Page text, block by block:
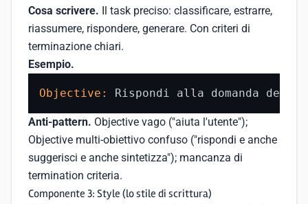
Cosa scrivere. Il task preciso: classificare, estrarre,
riassumere, rispondere, generare. Con criteri di
terminazione chiari.
Esempio.
Objective: Rispondi alla domanda dell
Anti-pattern. Objective vago ("aiuta l'utente");
Objective multi-obiettivo confuso ("rispondi e anche
suggerisci e anche sintetizza"); mancanza di
termination criteria.
Componente 3: Style (lo stile di scrittura)